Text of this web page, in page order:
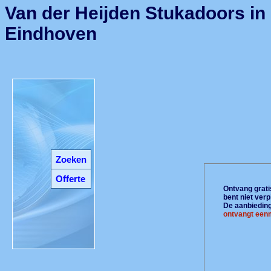
Zoeken
Offerte
Van der Heijden Stukadoors in
Eindhoven
Ontvang
bent niet
De
ontvangt